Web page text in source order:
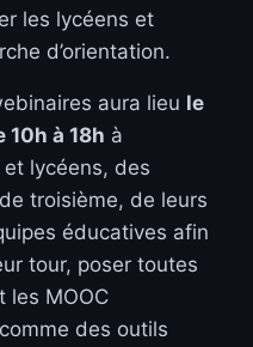
les lycéens et
d’orientation.
aura lieu le
à 18h à
lycéens, des
troisième, de leurs
éducatives afin
tour, poser toutes
les MOOC
des outils